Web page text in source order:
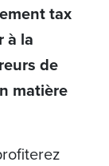
tax
à la
de
matière